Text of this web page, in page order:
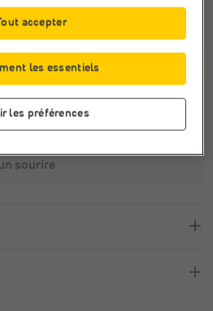
stock.
Panier
sécurité
sourire
les préférences
les essentiels
accepter